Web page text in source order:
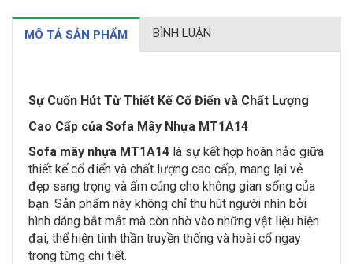
MÔ TẢ SẢN PHẨM BÌNH LUẬN
Sự Cuốn Hút Từ Thiết Kế Cổ Điển và Chất Lượng
Cao Cấp của Sofa Mây Nhựa MT1A14
Sofa mây nhựa MT1A14 là sự kết hợp hoàn hảo giữa
thiết kế cổ điển và chất lượng cao cấp, mang lại vẻ
đẹp sang trọng và ấm cúng cho không gian sống của
bạn. Sản phẩm này không chỉ thu hút người nhìn bởi
hình dáng bắt mắt mà còn nhờ vào những vật liệu hiện
đại, thể hiện tinh thần truyền thống và hoài cổ ngay
trong từng chi tiết.